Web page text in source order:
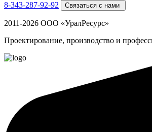
8-343-287-92-92
Связаться с нами
2011-2026 ООО «УралРесурс»
Проектирование, производство и